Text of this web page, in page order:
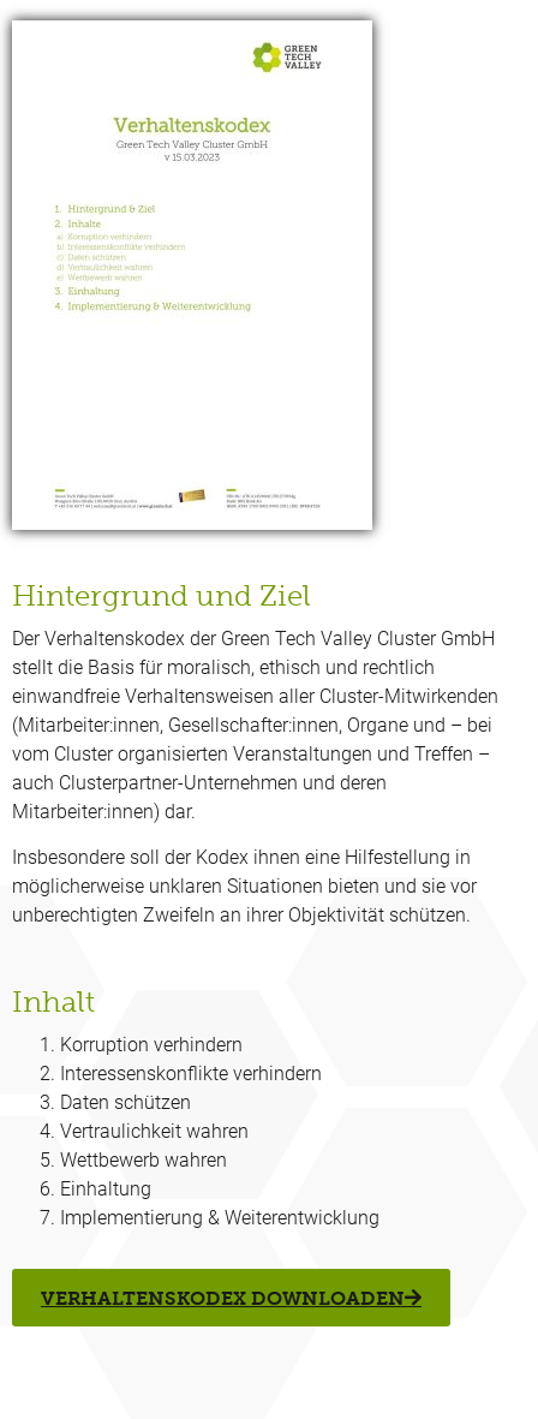
Hintergrund und Ziel
Der Verhaltenskodex der Green Tech Valley Cluster GmbH
stellt die Basis für moralisch, ethisch und rechtlich
einwandfreie Verhaltens­weisen aller Cluster-Mitwirkenden
(Mitarbeiter:innen, Gesellschafter:innen, Organe und – bei
vom Cluster organisierten Veranstaltungen und Treffen –
auch Clusterpartner-Unternehmen und deren
Mitarbeiter:innen) dar.
Insbesondere soll der Kodex ihnen eine Hilfestellung in
möglicherweise unklaren Situationen bieten und sie vor
unberechtigten Zweifeln an ihrer Objektivität schützen.
Inhalt
Korruption verhindern
Interessenskonflikte verhindern
Daten schützen
Vertraulichkeit wahren
Wettbewerb wahren
Einhaltung
Implementierung & Weiterentwicklung
VERHALTENSKODEX DOWNLOADEN